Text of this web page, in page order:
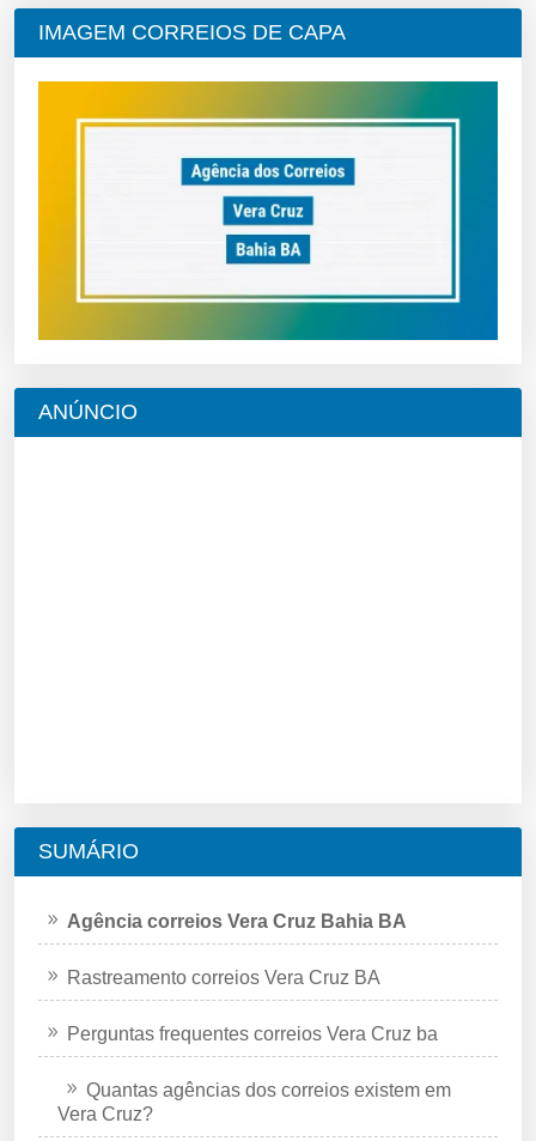
IMAGEM CORREIOS DE CAPA
ANÚNCIO
SUMÁRIO
Agência correios Vera Cruz Bahia BA
Rastreamento correios Vera Cruz BA
Perguntas frequentes correios Vera Cruz ba
Quantas agências dos correios existem em
Vera Cruz?